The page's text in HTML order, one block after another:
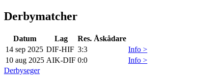
Derbymatcher
Datum Lag Res. Åskådare
14 sep 2025 DIF-HIF 3:3
Info >
10 aug 2025 AIK-DIF 0:0
Info >
Derbyseger